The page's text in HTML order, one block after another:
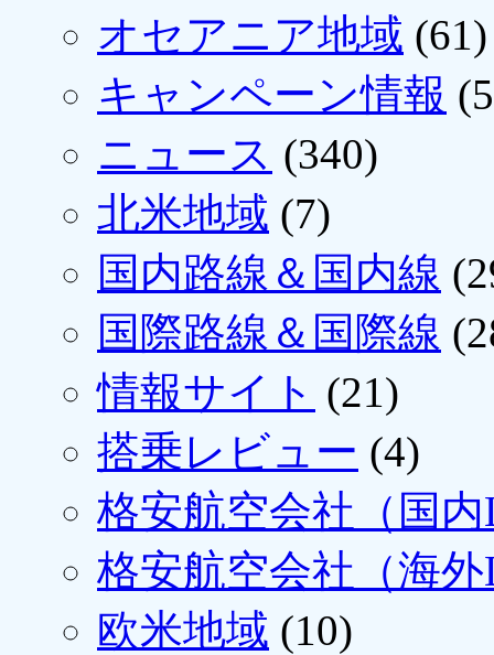
オセアニア地域 (61)
キャンペーン情報
ニュース (340)
北米地域 (7)
国内路線＆国内線
国際路線＆国際線
情報サイト (21)
搭乗レビュー (4)
格安航空会社（国
格安航空会社（海
欧米地域 (10)